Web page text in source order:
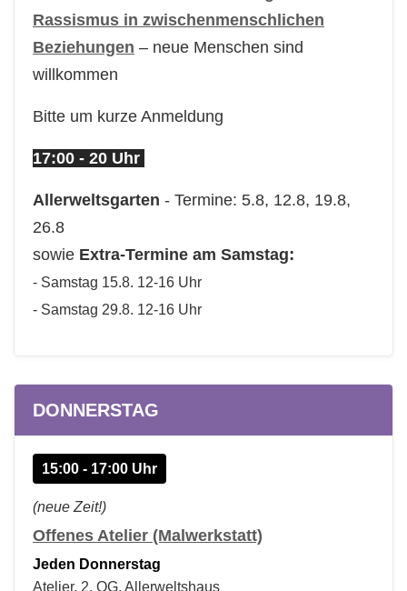
Rassismus in zwischenmenschlichen
Beziehungen – neue Menschen sind
willkommen
Bitte um kurze Anmeldung
17:00 - 20 Uhr
Allerweltsgarten - Termine: 5.8, 12.8, 19.8,
26.8
sowie Extra-Termine am Samstag:
- Samstag 15.8. 12-16 Uhr
- Samstag 29.8. 12-16 Uhr
DONNERSTAG
15:00 - 17:00 Uhr
(neue Zeit!)
Offenes Atelier (Malwerkstatt)
Jeden Donnerstag
Atelier, 2. OG, Allerweltshaus